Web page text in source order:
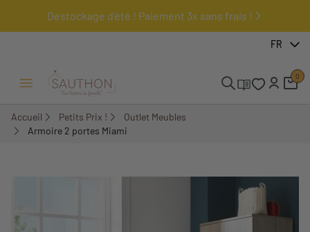
Destockage d'été ! Paiement 3x sans frais !
FR
Ouvrir/Fermer menu
0
Accueil Petits Prix !
Outlet Meubles
Armoire 2 portes Miami